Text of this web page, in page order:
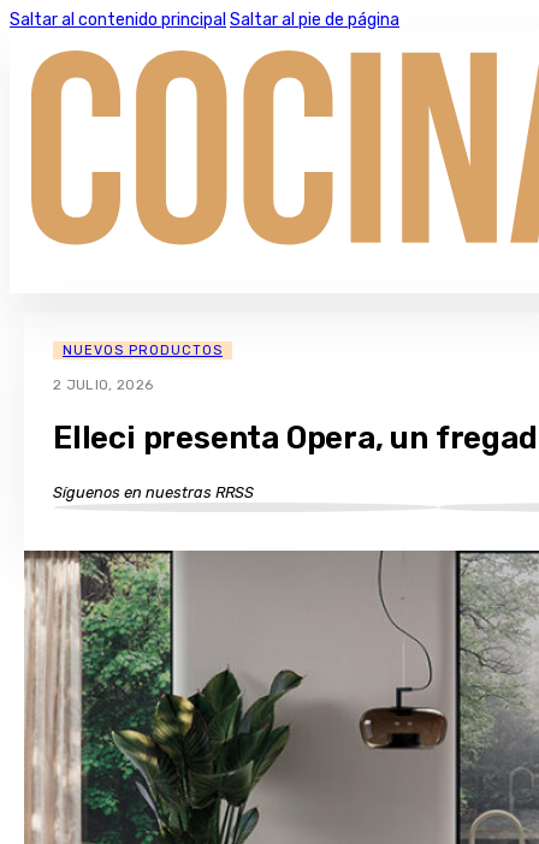
Saltar al contenido principal Saltar al pie de página
NUEVOS PRODUCTOS
2 JULIO, 2026
Elleci presenta Opera, un
Síguenos en nuestras RRSS